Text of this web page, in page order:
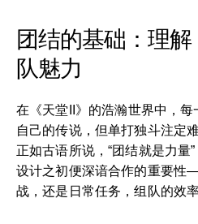
团结的基础：理
队魅力
在《天堂II》的浩瀚世界中，
自己的传说，但单打独斗注定
正如古语所说，“团结就是力量
设计之初便深谙合作的重要
战，还是日常任务，组队的效